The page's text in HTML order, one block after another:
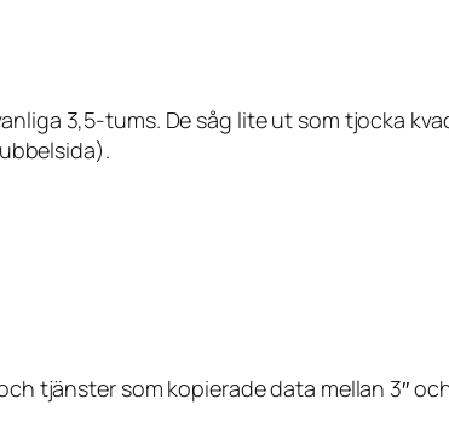
3,5-tums. De såg lite ut som tjocka
tjänster som kopierade data mellan 3″